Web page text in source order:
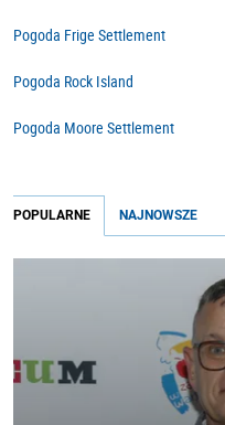
Pogoda Frige Settlement
Pogoda Rock Island
Pogoda Moore Settlement
POPULARNE NAJNOWSZE